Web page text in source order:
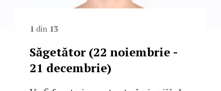
1 din 13
Săgetător (22 noiembrie -
21 decembrie)